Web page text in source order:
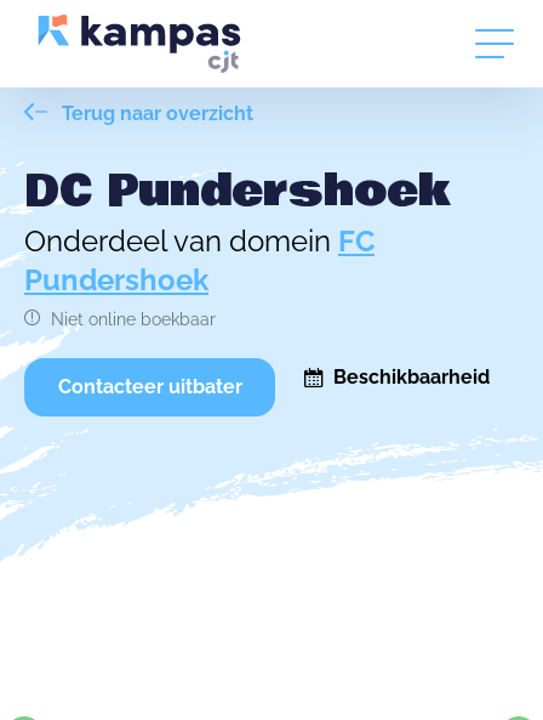
Terug naar overzicht
DC Pundershoek
Onderdeel van domein FC
Pundershoek
Niet online boekbaar
Contacteer uitbater Beschikbaarheid